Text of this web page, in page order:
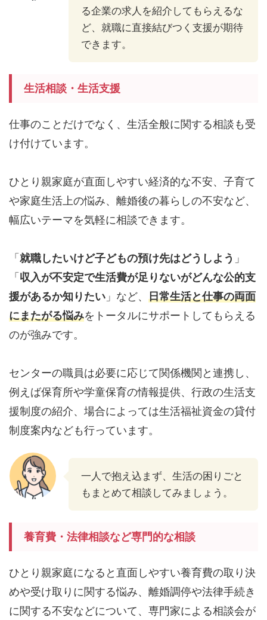
る企業の求人を紹介してもらえるな
ど、就職に直接結びつく支援が期待
できます。
生活相談・生活支援
仕事のことだけでなく、生活全般に関する相談も受
け付けています。
ひとり親家庭が直面しやすい経済的な不安、子育て
や家庭生活上の悩み、離婚後の暮らしの不安など、
幅広いテーマを気軽に相談できます。
「 就職したいけど子どもの預け先はどうしよう 」
「 収入が不安定で生活費が足りないがどんな公的支
援があるか知りたい 」など、 日常生活と仕事の両面
にまたがる悩みをトータルにサポートしてもらえる
のが強みです。
センターの職員は必要に応じて関係機関と連携し、
例えば保育所や学童保育の情報提供、行政の生活支
援制度の紹介、場合によっては生活福祉資金の貸付
制度案内なども行っています。
一人で抱え込まず、生活の困りごと
もまとめて相談してみましょう。
養育費・法律相談など専門的な相談
ひとり親家庭になると直面しやすい養育費の取り決
めや受け取りに関する悩み、離婚調停や法律手続き
に関する不安などについて、専門家による相談会が